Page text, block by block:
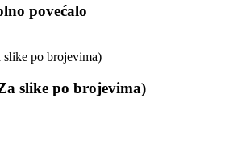
povećalo
slike po brojevima)